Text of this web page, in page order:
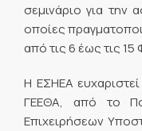
σεμινάριο για την
οποίες
από τις 6 έως τις
Η ΕΣΗΕΑ
ΓΕΕΘΑ, από το
Επιχειρήσεων